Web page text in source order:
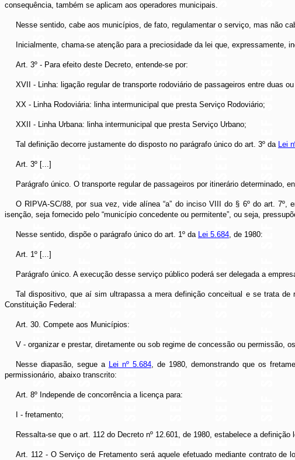
consequência, também se aplicam aos operadores municipais.
Nesse sentido, cabe aos municípios, de fato, regulamentar o serviço, mas não
Inicialmente, chama-se atenção para a preciosidade da lei que, expressamente,
Art. 3º - Para efeito deste Decreto, entende-se por:
XVII - Linha: ligação regular de transporte rodoviário de passageiros entre duas
XX - Linha Rodoviária: linha intermunicipal que presta Serviço Rodoviário;
XXII - Linha Urbana: linha intermunicipal que presta Serviço Urbano;
Tal definição decorre justamente do disposto no parágrafo único do art. 3º da Lei
Art. 3º [...]
Parágrafo único. O transporte regular de passageiros por itinerário determinado,
O RIPVA-SC/88, por sua vez, vide alínea “a” do inciso VIII do § 6º do art. 7º,
isenção, seja fornecido pelo “município concedente ou permitente”, ou seja,
Nesse sentido, dispõe o parágrafo único do art. 1º da Lei 5.684, de 1980:
Art. 1º [...]
Parágrafo único. A execução desse serviço público poderá ser delegada a
Tal dispositivo, que aí sim ultrapassa a mera definição conceitual e se trata
Constituição Federal:
Art. 30. Compete aos Municípios:
V - organizar e prestar, diretamente ou sob regime de concessão ou
Nesse diapasão, segue a Lei nº 5.684, de 1980, demonstrando que os
permissionário, abaixo transcrito:
Art. 8º Independe de concorrência a licença para:
I - fretamento;
Ressalta-se que o art. 112 do Decreto nº 12.601, de 1980, estabelece a
Art. 112 - O Serviço de Fretamento será aquele efetuado mediante contrato